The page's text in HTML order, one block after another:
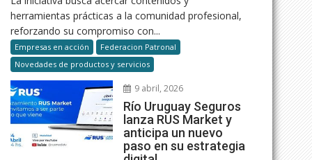
herramientas prácticas a la comunidad profesional,
reforzando su compromiso con...
Empresas en acción
Federacion Patronal
Novedades de productos y servicios
9 abril, 2026
Río Uruguay Seguros
lanza RUS Market y
anticipa un nuevo
paso en su estrategia